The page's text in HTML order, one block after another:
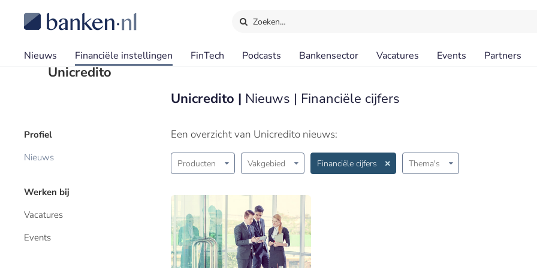
Zoeken…
Nieuws Financiële instellingen FinTech Podcasts Bankensector Vacatures Events Partners
Unicredito
Profiel
Nieuws
Werken bij
Vacatures
Events
Unicredito | Nieuws | Financiële cijfers
Een overzicht van Unicredito nieuws:
Producten Vakgebied Financiële cijfers Thema's